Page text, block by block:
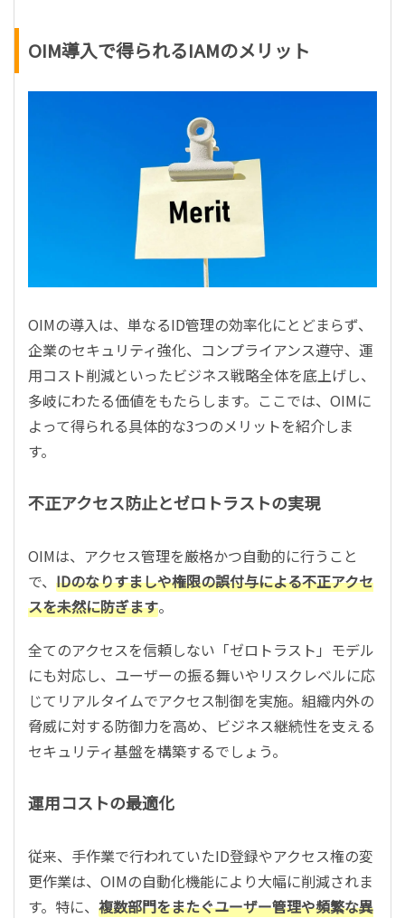
OIM導入で得られるIAMのメリット
OIMの導入は、単なるID管理の効率化にとどまらず、
企業のセキュリティ強化、コンプライアンス遵守、運
用コスト削減といったビジネス戦略全体を底上げし、
多岐にわたる価値をもたらします。ここでは、OIMに
よって得られる具体的な3つのメリットを紹介しま
す。
不正アクセス防止とゼロトラストの実現
OIMは、アクセス管理を厳格かつ自動的に行うこと
で、 IDのなりすましや権限の誤付与による不正アクセ
スを未然に防ぎます。
全てのアクセスを信頼しない「ゼロトラスト」モデル
にも対応し、ユーザーの振る舞いやリスクレベルに応
じてリアルタイムでアクセス制御を実施。組織内外の
脅威に対する防御力を高め、ビジネス継続性を支える
セキュリティ基盤を構築するでしょう。
運用コストの最適化
従来、手作業で行われていたID登録やアクセス権の変
更作業は、OIMの自動化機能により大幅に削減されま
す。特に、 複数部門をまたぐユーザー管理や頻繁な異